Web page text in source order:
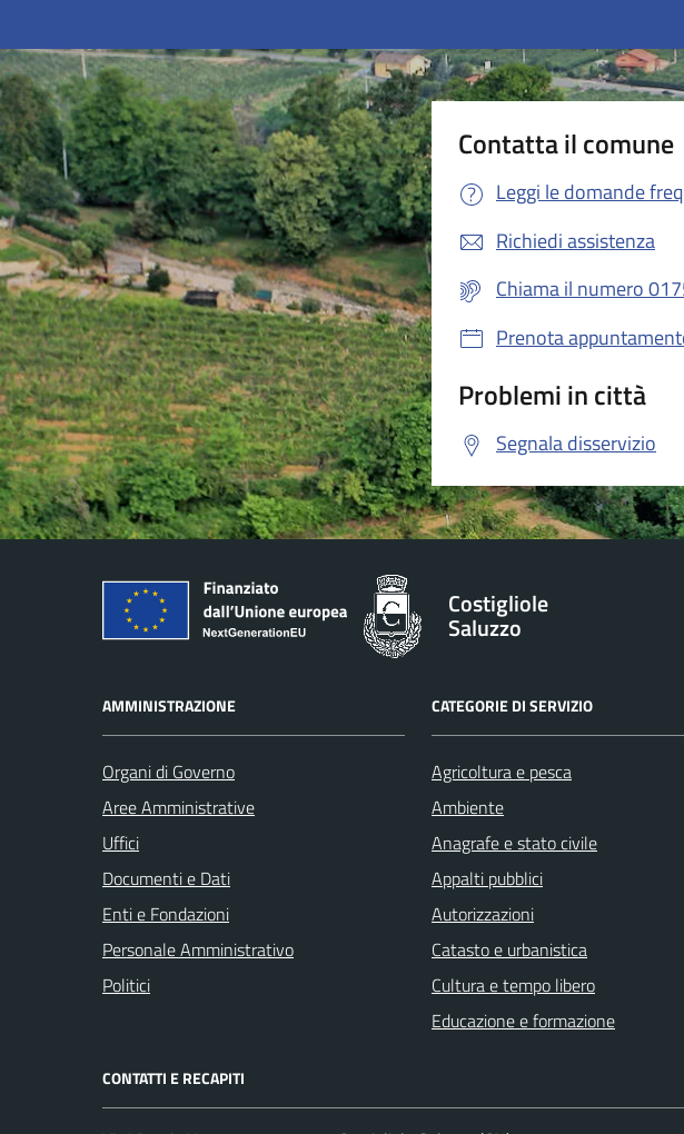
Contatta il comune
Leggi le domande
Richiedi assistenza
Chiama il numero
Prenota
Problemi in città
Segnala disservizio
Costigliole
Saluzzo
AMMINISTRAZIONE
Organi di Governo
Aree Amministrative
Uffici
Documenti e Dati
Enti e Fondazioni
Personale Amministrativo
Politici
CATEGORIE DI SERVIZIO
Agricoltura e pesca
Ambiente
Anagrafe e stato civile
Appalti pubblici
Autorizzazioni
Catasto e urbanistica
Cultura e tempo libero
Educazione e formazione
CONTATTI E RECAPITI